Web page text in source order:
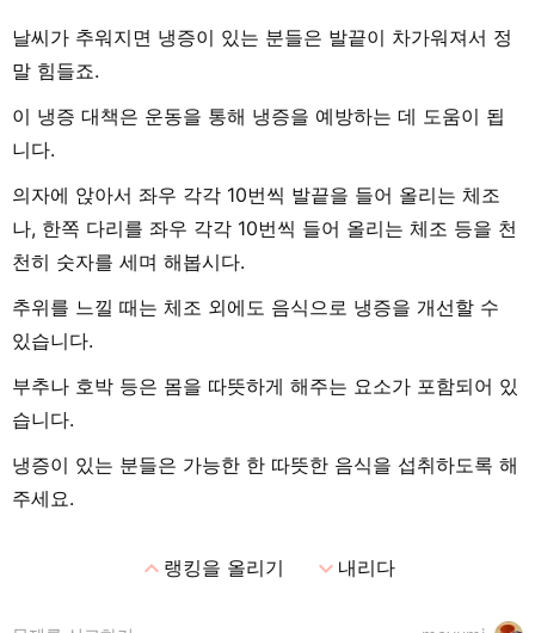
날씨가 추워지면 냉증이 있는 분들은 발끝이 차가워져서 정
말 힘들죠.
이 냉증 대책은 운동을 통해 냉증을 예방하는 데 도움이 됩
니다.
의자에 앉아서 좌우 각각 10번씩 발끝을 들어 올리는 체조
나, 한쪽 다리를 좌우 각각 10번씩 들어 올리는 체조 등을 천
천히 숫자를 세며 해봅시다.
추위를 느낄 때는 체조 외에도 음식으로 냉증을 개선할 수
있습니다.
부추나 호박 등은 몸을 따뜻하게 해주는 요소가 포함되어 있
습니다.
냉증이 있는 분들은 가능한 한 따뜻한 음식을 섭취하도록 해
주세요.
expand_less랭킹을 올리기 expand_more내리다